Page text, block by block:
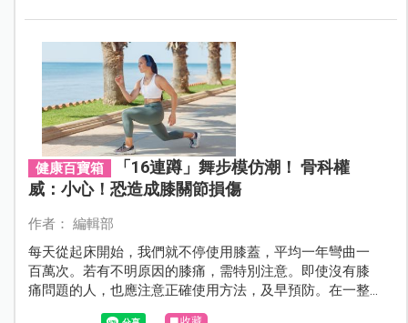
健康百寶箱
「16連蹲」舞步模仿潮！ 骨科權
威：小心！恐造成膝關節損傷
作者： 編輯部
每天從起床開始，我們就不停使用膝蓋，平均一年彎曲一
百萬次。若有不明原因的膝痛，需特別注意。即使沒有膝
痛問題的人，也應注意正確使用方法，及早預防。在一整
天的日常生活作息裡，我們可以遵循「少彎、慢慢彎、不